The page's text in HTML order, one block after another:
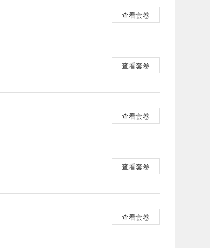
查看套卷
查看套卷
查看套卷
查看套卷
查看套卷